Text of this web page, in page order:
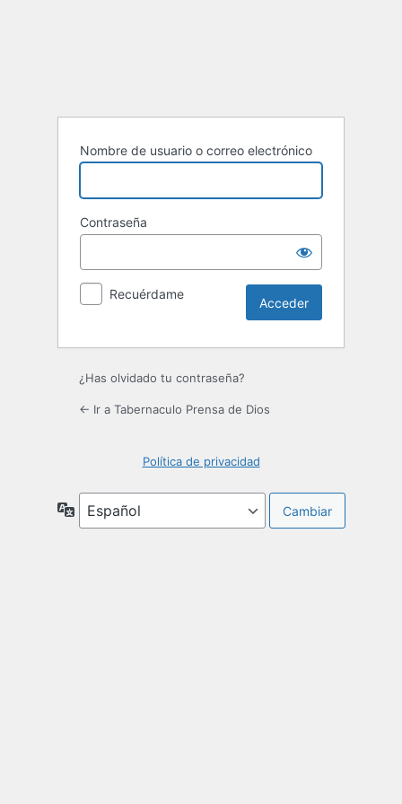
Nombre de usuario o correo electrónico
Contraseña
Recuérdame
¿Has olvidado tu contraseña?
← Ir a Tabernaculo Prensa de Dios
Política de privacidad
Idioma